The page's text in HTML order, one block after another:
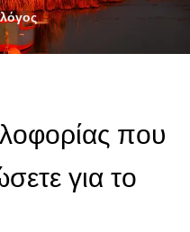
που
για το